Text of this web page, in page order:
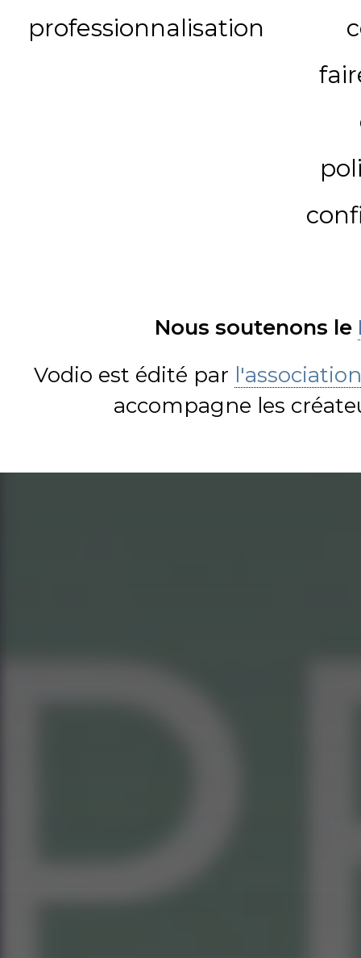
professionnalisation